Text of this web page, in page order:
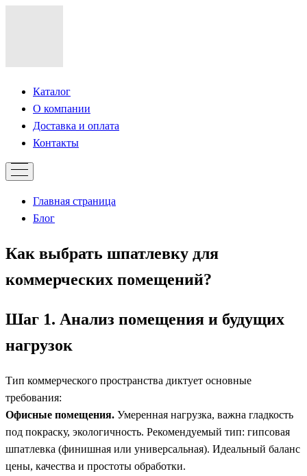
Каталог
О компании
Доставка и оплата
Контакты
Главная страница
Блог
Как выбрать шпатлевку для
коммерческих помещений?
Шаг 1. Анализ помещения и будущих
нагрузок
Тип коммерческого пространства диктует основные
требования:
Офисные помещения. Умеренная нагрузка, важна гладкость
под покраску, экологичность. Рекомендуемый тип: гипсовая
шпатлевка (финишная или универсальная). Идеальный баланс
цены, качества и простоты обработки.